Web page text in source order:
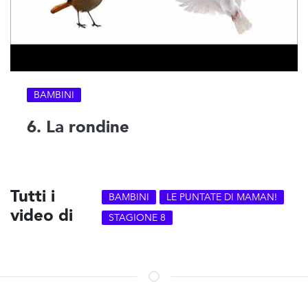
BAMBINI
6. La rondine
Tutti i
video di
BAMBINI
LE PUNTATE DI MAMAN!
STAGIONE 8